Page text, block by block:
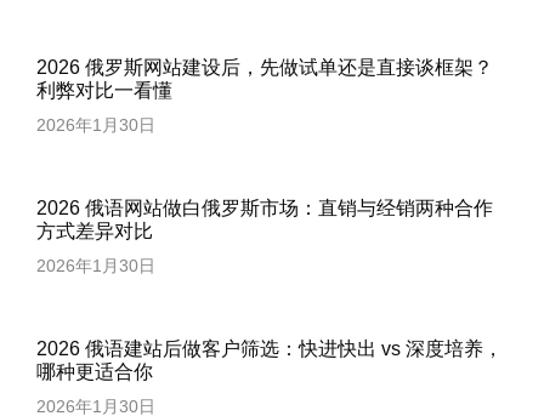
2026 俄罗斯网站建设后，先做试单还是直接谈框架？
利弊对比一看懂
2026年1月30日
2026 俄语网站做白俄罗斯市场：直销与经销两种合作
方式差异对比
2026年1月30日
2026 俄语建站后做客户筛选：快进快出 vs 深度培养，
哪种更适合你
2026年1月30日